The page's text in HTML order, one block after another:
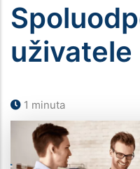
uživatele
1 minuta